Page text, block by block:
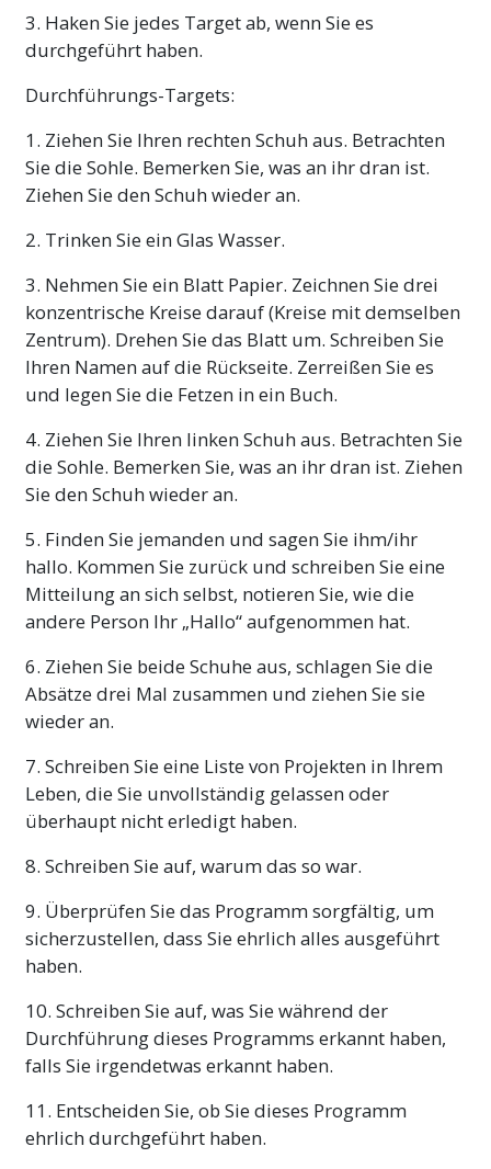
3. Haken Sie jedes Target ab, wenn Sie es
durchgeführt haben.
Durchführungs-Targets:
1. Ziehen Sie Ihren rechten Schuh aus. Betrachten
Sie die Sohle. Bemerken Sie, was an ihr dran ist.
Ziehen Sie den Schuh wieder an.
2. Trinken Sie ein Glas Wasser.
3. Nehmen Sie ein Blatt Papier. Zeichnen Sie drei
konzentrische Kreise darauf (Kreise mit demselben
Zentrum). Drehen Sie das Blatt um. Schreiben Sie
Ihren Namen auf die Rückseite. Zerreißen Sie es
und legen Sie die Fetzen in ein Buch.
4. Ziehen Sie Ihren linken Schuh aus. Betrachten Sie
die Sohle. Bemerken Sie, was an ihr dran ist. Ziehen
Sie den Schuh wieder an.
5. Finden Sie jemanden und sagen Sie ihm/ihr
hallo. Kommen Sie zurück und schreiben Sie eine
Mitteilung an sich selbst, notieren Sie, wie die
andere Person Ihr „Hallo“ aufgenommen hat.
6. Ziehen Sie beide Schuhe aus, schlagen Sie die
Absätze drei Mal zusammen und ziehen Sie sie
wieder an.
7. Schreiben Sie eine Liste von Projekten in Ihrem
Leben, die Sie unvollständig gelassen oder
überhaupt nicht erledigt haben.
8. Schreiben Sie auf, warum das so war.
9. Überprüfen Sie das Programm sorgfältig, um
sicherzustellen, dass Sie ehrlich alles ausgeführt
haben.
10. Schreiben Sie auf, was Sie während der
Durchführung dieses Programms erkannt haben,
falls Sie irgendetwas erkannt haben.
11. Entscheiden Sie, ob Sie dieses Programm
ehrlich durchgeführt haben.